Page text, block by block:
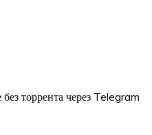
торрента через Telegram